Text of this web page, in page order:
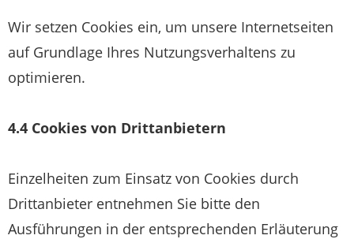
Wir setzen Cookies ein, um unsere Internetseiten
auf Grundlage Ihres Nutzungsverhaltens zu
optimieren.
4.4 Cookies von Drittanbietern
Einzelheiten zum Einsatz von Cookies durch
Drittanbieter entnehmen Sie bitte den
Ausführungen in der entsprechenden Erläuterung